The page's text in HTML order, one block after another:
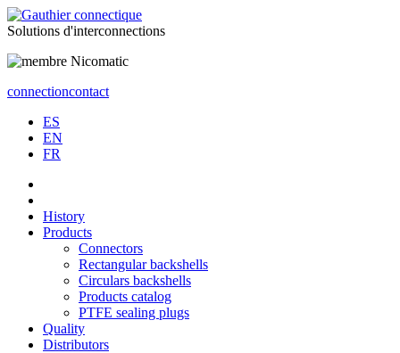
Solutions d'interconnections
connectioncontact
ES
EN
FR
History
Products
Connectors
Rectangular backshells
Circulars backshells
Products catalog
PTFE sealing plugs
Quality
Distributors